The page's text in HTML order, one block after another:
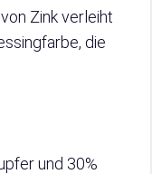
Zink verleiht
die
und 30%